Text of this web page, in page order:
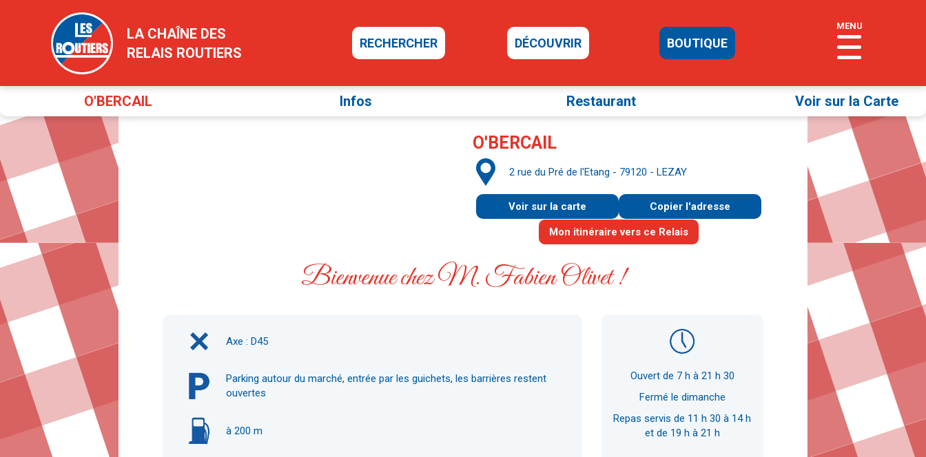
LA CHAÎNE DES
RELAIS ROUTIERS
RECHERCHER DÉCOUVRIR BOUTIQUE
MENU
O'BERCAIL Infos Restaurant Voir sur la Carte
O'BERCAIL
2 rue du Pré de l'Etang - 79120 - LEZAY
Voir sur la carte Copier l'adresse
Bienvenue chez M. Fabien Olivet!
Ouvert de 7 h à 21 h 30
Fermé le dimanche
Repas servis de 11 h 30 à 14 h
et de 19 h à 21 h
Axe : D45
Parking autour du marché, entrée par les guichets, les barrières restent
ouvertes
à 200 m